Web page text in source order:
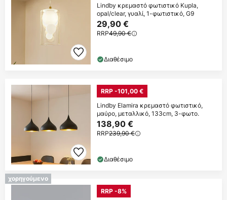
Lindby κρεμαστό φωτιστικό Kupla,
opal/clear, γυαλί, 1-φωτιστικό, G9
29,90 €
RRP49,90 €
Διαθέσιμο
RRP -101,00 €
Lindby Elamira κρεμαστό φωτιστικό,
μαύρο, μεταλλικό, 133cm, 3-φωτο.
138,90 €
RRP239,90 €
Διαθέσιμο
χορηγούμενο
RRP -8%